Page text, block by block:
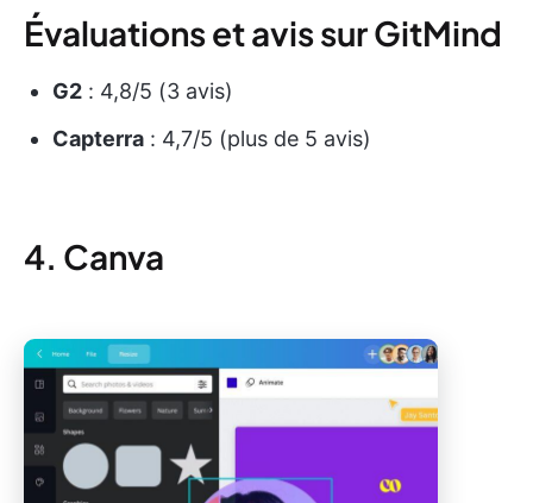
Évaluations et avis sur GitMind
G2 : 4,8/5 (3 avis)
Capterra : 4,7/5 (plus de 5 avis)
4. Canva